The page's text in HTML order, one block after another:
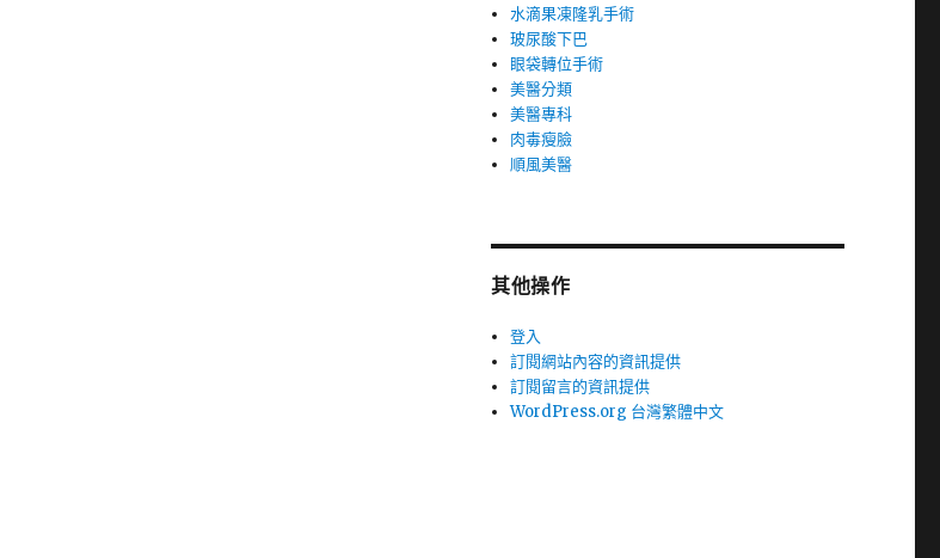
水滴果凍隆乳手術
玻尿酸下巴
眼袋轉位手術
美醫分類
美醫專科
肉毒瘦臉
順風美醫
其他操作
登入
訂閱網站內容的資訊提供
訂閱留言的資訊提供
WordPress.org 台灣繁體中文